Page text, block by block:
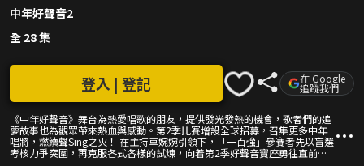
中年好聲音2
全 28 集
《中年好聲音》舞台為熱愛唱歌的朋友，提供發光發熱的機會，歌者們的追
夢故事也為觀眾帶來熱血與感動。第2季比賽增設全球招募，召集更多中年
唱將，燃續聲Sing之火！ 在主持車婉婉引領下，「一百強」參賽者先以盲選
考核力爭突圍，再克服各式各樣的試煉，向着第2季好聲音寶座勇往直前！
登入 | 登記 在 Google
追蹤我們